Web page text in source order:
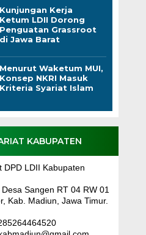
Kunjungan Kerja
Ketum LDII Dorong
Penguatan Grassroot
di Jawa Barat
Menurut Waketum MUI,
Konsep NKRI Masuk
Kriteria Syariat Islam
KABUPATEN
DPD LDII Kabupaten
Sangen RT 04 RW 01
Kab. Madiun, Jawa Timur.